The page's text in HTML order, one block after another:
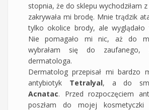
stopnia, że do sklepu wychodziłam
zakrywała mi brodę. Mnie trądzik
tylko okolice brody, ale wyglądało
Nie pomagało mi nic, aż do
wybrałam się do zaufanego,
dermatologa.
Dermatolog przepisał mi bardzo
antybiotyk Tetralyal, a do
Acnatac. Przed rozpoczęciem
poszłam do mojej kosmetyczki